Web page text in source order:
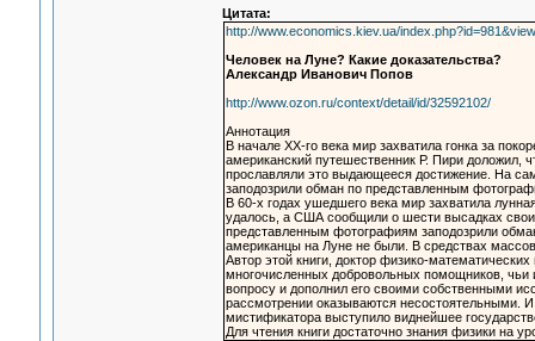
Цитата:
http://www.economics.kiev.ua/
Человек на Луне? Какие доказательства?
Александр Иванович Попов
http://www.ozon.ru/context/detail/id/32592102/
Аннотация
В начале ХХ‑го века мир захватила гонка за
американский путешественник Р. Пири доложил,
прославляли это выдающееся достижение. На
заподозрили обман по представленным
В 60‑х годах ушедшего века мир захватила
удалось, а США сообщили о шести высадках
представленным фотографиям заподозрили
американцы на Луне не были. В средствах
Автор этой книги, доктор
многочисленных добровольных помощников, чьи
вопросу и дополнил его своими собственными
рассмотрении оказываются несостоятельными.
мистификатора выступило виднейшее
Для чтения книги достаточно знания физики на